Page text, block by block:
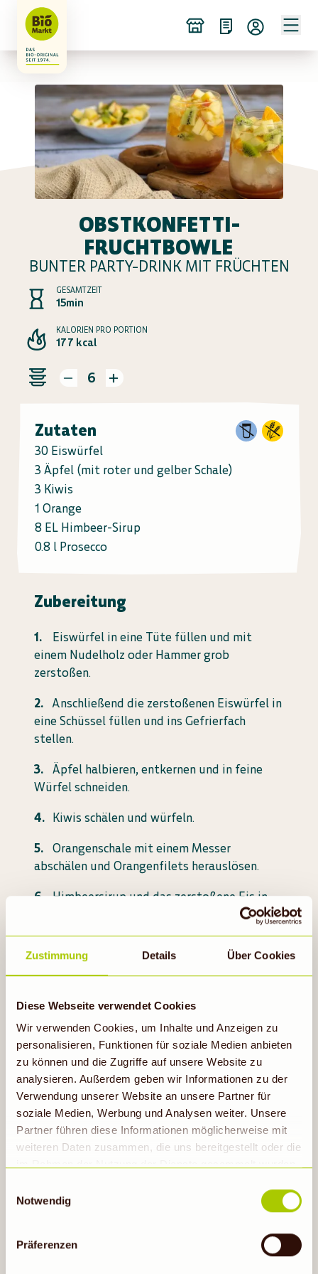
Zustimmung Details Über Cookies
Diese Webseite verwendet Cookies
Wir verwenden Cookies, um Inhalte und Anzeigen zu
personalisieren, Funktionen für soziale Medien anbieten
zu können und die Zugriffe auf unsere Website zu
analysieren. Außerdem geben wir Informationen zu der
Verwendung unserer Website an unsere Partner für
soziale Medien, Werbung und Analysen weiter. Unsere
Partner führen diese Informationen möglicherweise mit
weiteren Daten zusammen, die uns bereitgestellt oder die
erhobenen Daten in den USA durch Google: Unsere
Informationen hierzu findest du unter Datenschutz. Indem
auf „Cookies zulassen“ geklickt bzw. statistische
Notwendig
Präferenzen
OBSTKONFETTI-
FRUCHTBOWLE
BUNTER PARTY-DRINK MIT FRÜCHTEN
GESAMTZEIT
15min
KALORIEN PRO PORTION
177 kcal
6
Zutaten
30 Eiswürfel
3 Äpfel (mit roter und gelber Schale)
3 Kiwis
1 Orange
8 EL Himbeer-Sirup
0.8 l Prosecco
Zubereitung
Eiswürfel in eine Tüte füllen und mit
einem Nudelholz oder Hammer grob
zerstoßen.
Anschließend die zerstoßenen Eiswürfel in
eine Schüssel füllen und ins Gefrierfach
stellen.
Äpfel halbieren, entkernen und in feine
Würfel schneiden.
Kiwis schälen und würfeln.
Orangenschale mit einem Messer
abschälen und Orangenfilets herauslösen.
Himbeersirup und das zerstoßene Eis in
verteilen.
Probiere auch